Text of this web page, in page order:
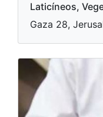
Laticíneos,
Gaza 28,